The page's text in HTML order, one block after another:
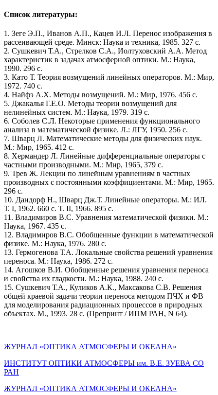
Список литературы:
1. Зеге Э.П., Иванов А.П., Кацев И.Л. Перенос изображения в
рассеивающей среде. Минск: Наука и техника, 1985. 327 с.
2. Сушкевич Т.А., Стрелков С.А., Иолтуховский А.А. Метод
характеристик в задачах атмосферной оптики. М.: Наука,
1990. 296 с.
3. Като Т. Теория возмущений линейных операторов. М.: Мир,
1972. 740 с.
4. Найфэ А.Х. Методы возмущений. М.: Мир, 1976. 456 с.
5. Джакалья Г.Е.О. Методы теории возмущений для
нелинейных систем. М.: Наука, 1979. 319 с.
6. Соболев С.Л. Некоторые применения функционального
анализа в математической физике. Л.: ЛГУ, 1950. 256 с.
7. Шварц Л. Математические методы для физических наук.
М.: Мир, 1965. 412 с.
8. Хермандер Л. Линейные дифференциальные операторы с
частными производными. М.: Мир, 1965, 379 с.
9. Трев Ж. Лекции по линейным уравнениям в частных
производных с постоянными коэффициентами. М.: Мир, 1965.
296 с.
10. Дандорф Н., Шварц Дж.Т. Линейные операторы. М.: ИЛ.
Т. I, 1962. 660 с. Т. II, 1966. 895 с.
11. Владимиров В.С. Уравнения математической физики. М.:
Наука, 1967. 435 с.
12. Владимиров В.С. Обобщенные функции в математической
физике. М.: Наука, 1976. 280 с.
13. Гермогеновa Т.А. Локальные свойства решений уравнения
переноса. М.: Наука, 1986. 272 с.
14. Агошков В.И. Обобщенные решения уравнения переноса
и свойства их гладкости. М.: Наука, 1988. 240 с.
15. Сушкевич Т.А., Куликов А.К., Максакова С.В. Решения
общей краевой задачи теории переноса методом ПЧХ и ФВ
для моделирования радиационных процессов в природных
объектах. М., 1993. 28 с. (Препринт / ИПМ РАН, N 64).
ЖУРНАЛ «ОПТИКА АТМОСФЕРЫ И ОКЕАНА»
ИНСТИТУТ ОПТИКИ АТМОСФЕРЫ им. В.Е. ЗУЕВА СО
РАН
ЖУРНАЛ «ОПТИКА АТМОСФЕРЫ И ОКЕАНА»